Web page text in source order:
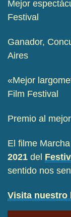
Mejor
Festival
Ganador,
Aires
«Mejor
Film Festival
Premio al
El filme
2021 del
sentido nos
Visita nuestro